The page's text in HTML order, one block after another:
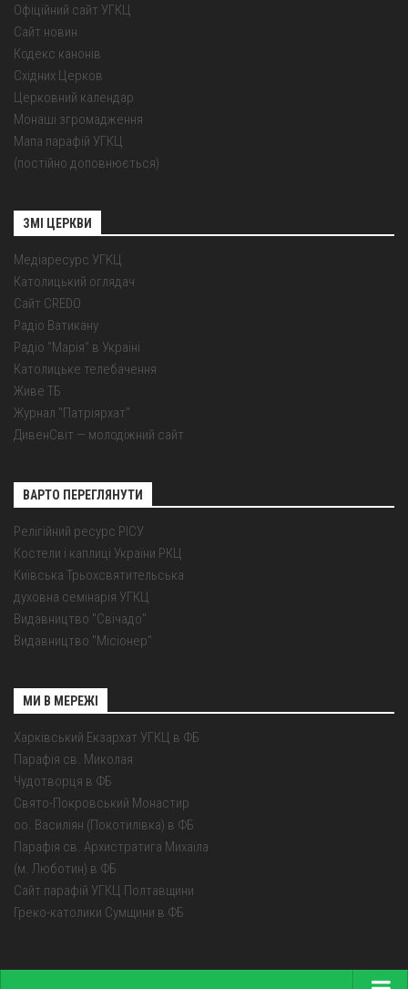
Офіційний сайт УГКЦ
Сайт новин
Кодекс канонів
Східних Церков
Церковний календар
Монаші згромадження
Мапа парафій УГКЦ
(постійно доповнюється)
ЗМІ ЦЕРКВИ
Медіаресурс УГКЦ
Католицький оглядач
Сайт CREDO
Радіо Ватикану
Радіо "Марія" в Україні
Католицьке телебачення
Живе ТБ
Журнал "Патріярхат"
ДивенСвіт — молодіжний сайт
ВАРТО ПЕРЕГЛЯНУТИ
Релігійний ресурс РІСУ
Костели і каплиці України РКЦ
Київська Трьохсвятительська
духовна семінарія УГКЦ
Видавництво "Свічадо"
Видавництво "Місіонер"
МИ В МЕРЕЖІ
Харківський Екзархат УГКЦ в ФБ
Парафія св. Миколая
Чудотворця в ФБ
Свято-Покровський Монастир
оо. Василіян (Покотилівка) в ФБ
Парафія св. Архистратига Михаїла
(м. Люботин) в ФБ
Сайт парафій УГКЦ Полтавщини
Греко-католики Сумщини в ФБ